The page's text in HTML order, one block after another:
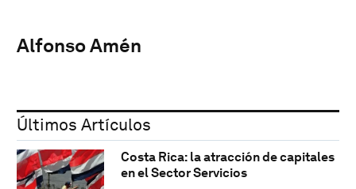
Alfonso Amén
Últimos Artículos
Costa Rica: la atracción de capitales
en el Sector Servicios